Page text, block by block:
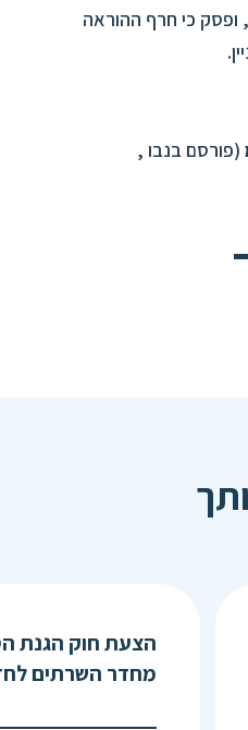
כי חרף ההוראה
(פורסם בנבו ,
הצעת חוק הגנת
מחדר השרתים